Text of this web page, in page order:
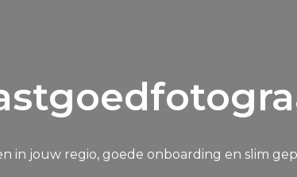
in jouw regio, goede onboarding en slim